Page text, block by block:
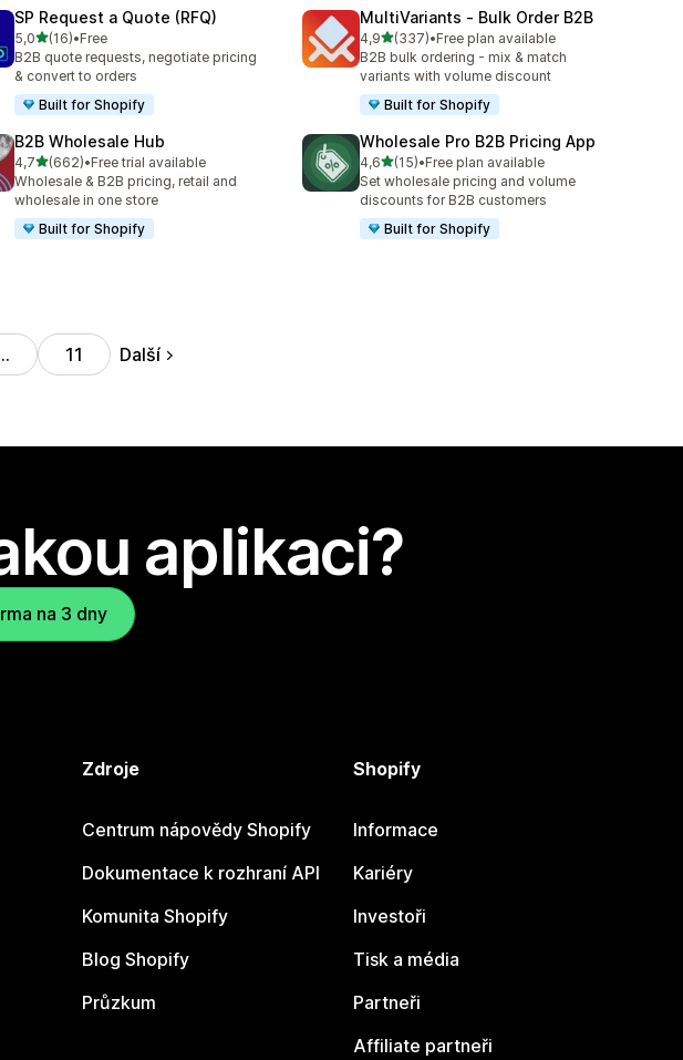
SP Request a Quote (RFQ)
5,0z 5 hvězd
(16)
Celkový počet recenzí: 16
•Free
B2B quote requests, negotiate pricing
& convert to orders
Built for Shopify
MultiVariants ‑ Bulk Order B2B
4,9z 5 hvězd
(337)
Celkový počet recenzí: 337
•Free plan available
B2B bulk ordering - mix & match
variants with volume discount
Built for Shopify
B2B Wholesale Hub
4,7z 5 hvězd
(662)
Celkový počet recenzí: 662
•Free trial available
Wholesale & B2B pricing, retail and
wholesale in one store
Built for Shopify
Wholesale Pro B2B Pricing App
4,6z 5 hvězd
(15)
Celkový počet recenzí: 15
•Free plan available
Set wholesale pricing and volume
discounts for B2B customers
Built for Shopify
11 Další
aplikaci?
na 3 dny
Zdroje
Centrum nápovědy Shopify
Dokumentace k rozhraní API
Komunita Shopify
Blog Shopify
Průzkum
Shopify
Informace
Kariéry
Investoři
Tisk a média
Partneři
Affiliate partneři